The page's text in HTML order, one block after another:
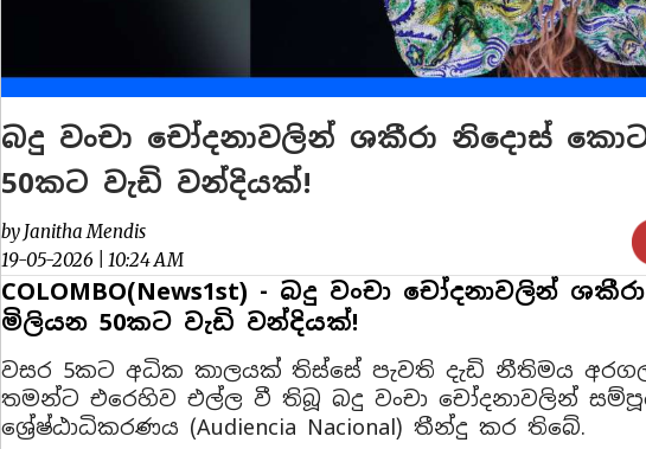
බදු වංචා චෝදනාවලින් ශකීරා නිදොස්
50කට වැඩි වන්දියක්!
by Janitha Mendis
19-05-2026 | 10:24 AM
COLOMBO(News1st) - බදු වංචා
මිලියන 50කට වැඩි වන්දියක්!
වසර 5කට අධික කාලයක් තිස්සේ පැවති දැඩි නීතිමය
තමන්ට එරෙහිව එල්ල වී තිබූ බදු වංචා චෝදනාවලින්
ශ්‍රේෂ්ඨාධිකරණය (Audiencia Nacional) තීන්දු කර තිබේ.